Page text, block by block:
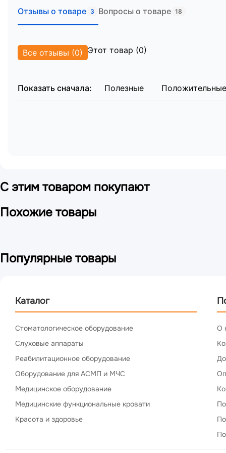
Количество мест:2 упаковки
Габариты упаковки №1 (основная):
Общий вес брутто:101,6 кг
Отзывы о товаре 3 Вопросы о товаре 18
Все отзывы (0) Этот товар (0)
Показать сначала: Полезные Положительные
С этим товаром покупают
Похожие товары
Популярные товары
Каталог
Стоматологическое оборудование
Слуховые аппараты
Реабилитационное оборудование
Оборудование для АСМП и МЧС
Медицинское оборудование
Медицинские функциональные кровати
Красота и здоровье
О